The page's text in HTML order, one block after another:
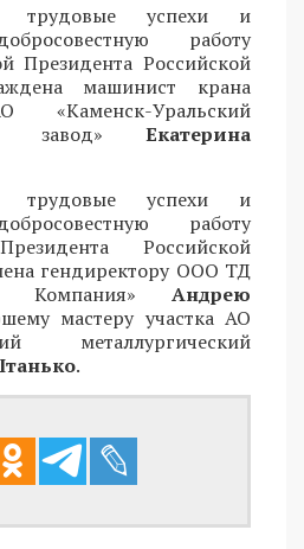
трудовые успехи и
работу
Президента Российской
машинист крана
«Каменск-Уральский
завод» Екатерина
трудовые успехи и
работу
Российской
гендиректору ООО ТД
Компания» Андрею
мастеру участка АО
металлургический
.